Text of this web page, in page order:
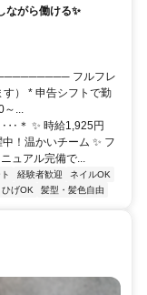
ながら働ける✨
フルフレ
） * 申告シフトで勤
...
＊ ✨ 時給1,925円
！温かいチーム ✨ フ
ュアル完備で...
経験者歓迎
ネイルOK
ひげOK 髪型・髪色自由